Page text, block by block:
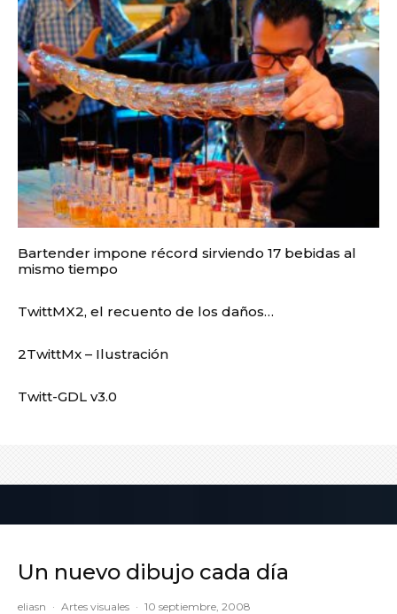
Bartender impone récord sirviendo 17 bebidas al
mismo tiempo
TwittMX2, el recuento de los daños…
2TwittMx – Ilustración
Twitt-GDL v3.0
Un nuevo dibujo cada día
eliasn · Artes visuales · 10 septiembre, 2008